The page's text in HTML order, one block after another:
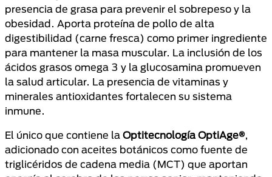
presencia de grasa para prevenir el sobrepeso y la
obesidad. Aporta proteína de pollo de alta
digestibilidad (carne fresca) como primer ingrediente
para mantener la masa muscular. La inclusión de los
ácidos grasos omega 3 y la glucosamina promueven
la salud articular. La presencia de vitaminas y
minerales antioxidantes fortalecen su sistema
inmune.
El único que contiene la Optitecnología OptiAge®,
adicionado con aceites botánicos como fuente de
triglicéridos de cadena media (MCT) que aportan